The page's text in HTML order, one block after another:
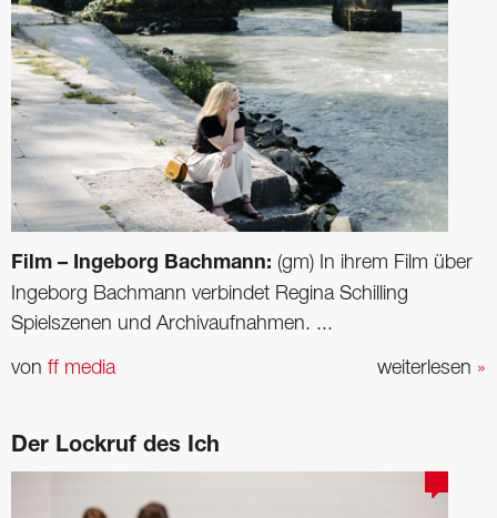
Film – Ingeborg Bachmann: (gm) In ihrem Film über
Ingeborg Bachmann verbindet Regina Schilling
Spielszenen und Archivaufnahmen. ...
weiterlesen »
von ff media
Der Lockruf des Ich